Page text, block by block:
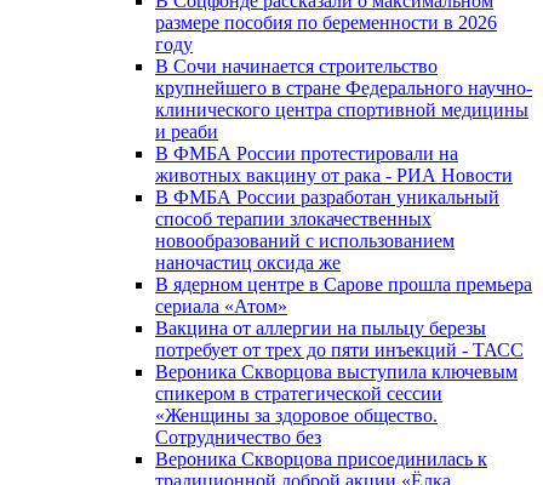
размере пособия по беременности в 2026
году
В Сочи начинается строительство
крупнейшего в стране Федерального научно-
клинического центра спортивной медицины
и реаби
В ФМБА России протестировали на
животных вакцину от рака - РИА Новости
В ФМБА России разработан уникальный
способ терапии злокачественных
новообразований с использованием
наночастиц оксида же
В ядерном центре в Сарове прошла премьера
сериала «Атом»
Вакцина от аллергии на пыльцу березы
потребует от трех до пяти инъекций - ТАСС
Вероника Скворцова выступила ключевым
спикером в стратегической сессии
«Женщины за здоровое общество.
Сотрудничество без
Вероника Скворцова присоединилась к
традиционной доброй акции «Ёлка